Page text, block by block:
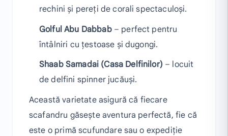
rechini și pereți de corali spectaculoși.
Golful Abu Dabbab– perfect pentru
întâlniri cu țestoase și dugongi.
Shaab Samadai (Casa Delfinilor) – locuit
de delfini spinner jucăuși.
Această varietate asigură că fiecare
scafandru găsește aventura perfectă, fie că
este o primă scufundare sau o expediție